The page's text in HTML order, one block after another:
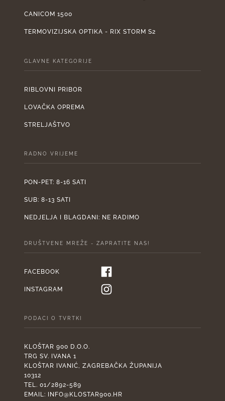
CANICOM 1500
TERMOVIZIJSKA OPTIKA - RIX STORM S2
GLAVNE KATEGORIJE
RIBLOVNI PRIBOR
LOVAČKA OPREMA
STRELJAŠTVO
RADNO VRIJEME
PON-PET: 8-16 SATI
SUB: 8-13 SATI
NEDJELJA I BLAGDANI: NE RADIMO
DRUŠTVENE MREŽE - ZAPRATITE NAS!
FACEBOOK
INSTAGRAM
PODACI O TVRTKI
KLOŠTAR 900 D.O.O.
TRG SV. IVANA 1
KLOŠTAR IVANIĆ, ZAGREBAČKA ŽUPANIJA
10312
TEL. 01/2892-589
EMAIL:
INFO@KLOSTAR900.HR